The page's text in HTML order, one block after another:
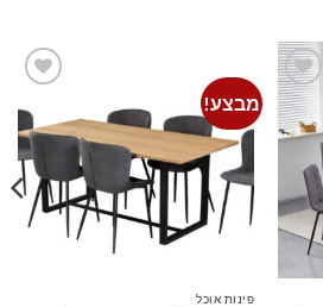
Add to
wishlist
מבצע!
wishlist
פינות אוכל